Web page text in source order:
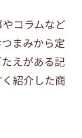
コラムなど
まみから定
えがある記
紹介した商